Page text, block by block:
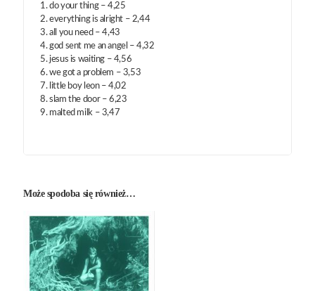
1. do your thing – 4,25
2. everything is alright – 2,44
3. all you need – 4,43
4. god sent me an angel – 4,32
5. jesus is waiting – 4,56
6. we got a problem – 3,53
7. little boy leon – 4,02
8. slam the door – 6,23
9. malted milk – 3,47
Może spodoba się również…